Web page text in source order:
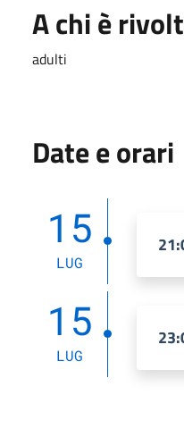
A chi è
adulti
Date e orari
15
LUG
15
LUG